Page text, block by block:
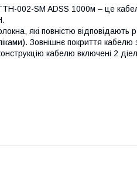
002-SM ADSS 1000м – це
які повністю
Зовнішнє покриття
кабелю включені 2